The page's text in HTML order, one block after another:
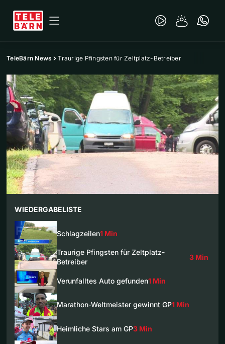
TeleBärn News Traurige Pfingsten für Zeltplatz-Betreiber
WIEDERGABELISTE
Schlagzeilen1 Min
Traurige Pfingsten für Zeltplatz-
Betreiber
3 Min
Verunfalltes Auto gefunden1 Min
Marathon-Weltmeister gewinnt GP1 Min
Heimliche Stars am GP3 Min